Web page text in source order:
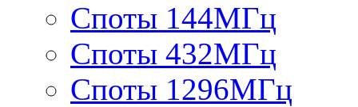
Споты 144МГц
Споты 432МГц
Споты 1296МГц